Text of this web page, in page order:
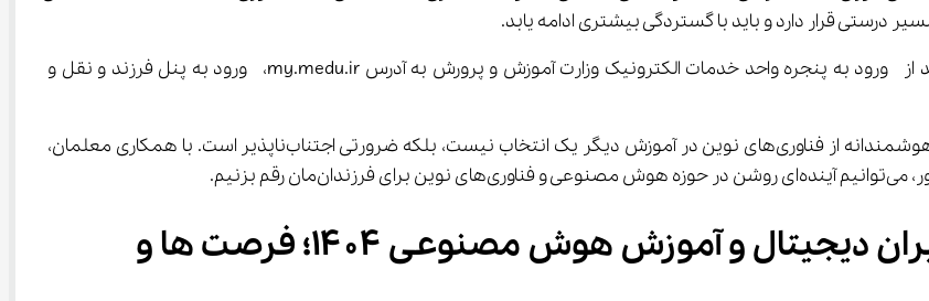
بر اساس اعلام آموزش و پرورش، مراحل جهت مشاهده و اقدام عبارتند از  ورود به پنجره واحد خدمات الکترونیک وزارت آموزش و پرورش به آدرس my.medu.ir،  ورود به پنل فرزند و نقل و
معاون آموزش متوسطه وزارت آموزش و پرورش تأکید کرد: بهره‌مندی هوشمندانه از فناوری‌های نوین در آموزش دیگر یک انتخاب نیست، بلکه ضرورتی اجتناب‌ناپذیر است. با همکاری معلمان،
تحلیل حضور دانش ‌آموزان در طرح ایران دیجیتال و آموزش هوش مصنوعی ۱۴۰۴؛ فرصت‌ ها و